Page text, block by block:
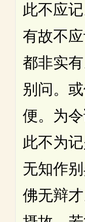
此不应
有故不
都非实
别问。
便。为令
此不为
无知作
佛无辩